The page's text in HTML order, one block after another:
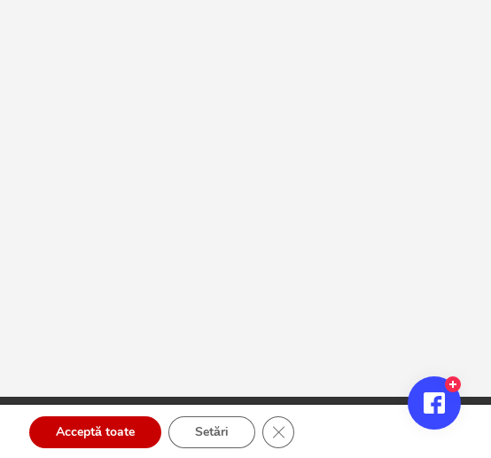
WordPressAcceptă toate Setări Close GDPR Cookie Banner